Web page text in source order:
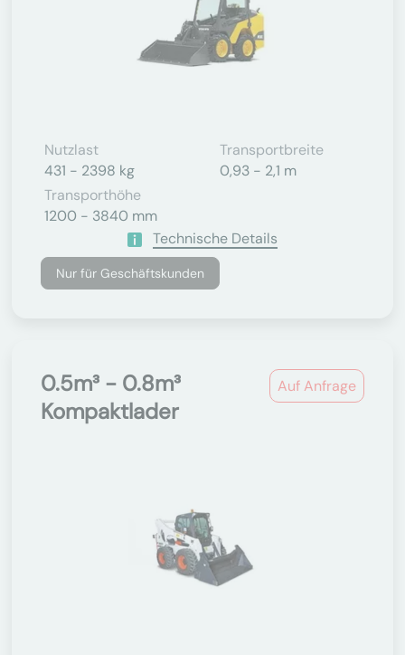
Nutzlast
431 - 2398 kg
Transportbreite
0,93 - 2,1 m
Transporthöhe
1200 - 3840 mm
Technische Details
Nur für Geschäftskunden
Auf Anfrage
0.5m³ - 0.8m³
Kompaktlader